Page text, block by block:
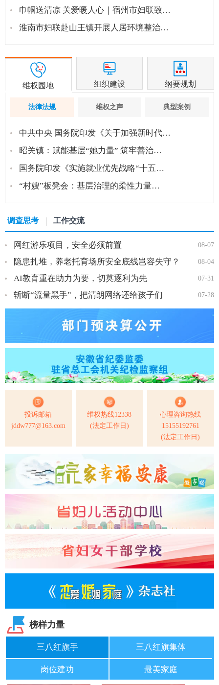
巾帼送清凉 关爱暖人心｜宿州市妇联致…
淮南市妇联赴山王镇开展人居环境整治…
维权园地 组织建设 纲要规划
法律法规 维权之声 典型案例
中共中央 国务院印发《关于加强新时代…
昭关镇：赋能基层“她力量” 筑牢善治…
国务院印发《实施就业优先战略“十五…
“村嫂”板凳会：基层治理的柔性力量…
调查思考 工作交流
08-07
网红游乐项目，安全必须前置
08-04
隐患扎堆，养老托育场所安全底线岂容失守？
07-31
AI教育重在助力为要，切莫逐利为先
07-28
斩断“流量黑手”，把清朗网络还给孩子们
投诉邮箱
jddw777@163.com
维权热线12338
(法定工作日)
心理咨询热线
15155192761
(法定工作日)
榜样力量
三八红旗手 三八红旗集体
岗位建功 最美家庭